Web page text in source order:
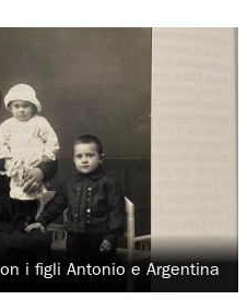
i figli Antonio e Argentina